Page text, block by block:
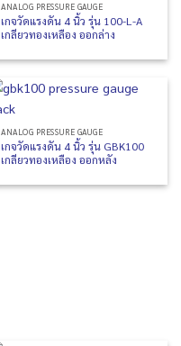
ANALOG PRESSURE GAUGE
เกจวัดแรงดัน 4 นิ้ว รุ่น 100-L-A
เกลียวทองเหลือง ออกล่าง
ANALOG PRESSURE GAUGE
เกจวัดแรงดัน 4 นิ้ว รุ่น GBK100
เกลียวทองเหลือง ออกหลัง